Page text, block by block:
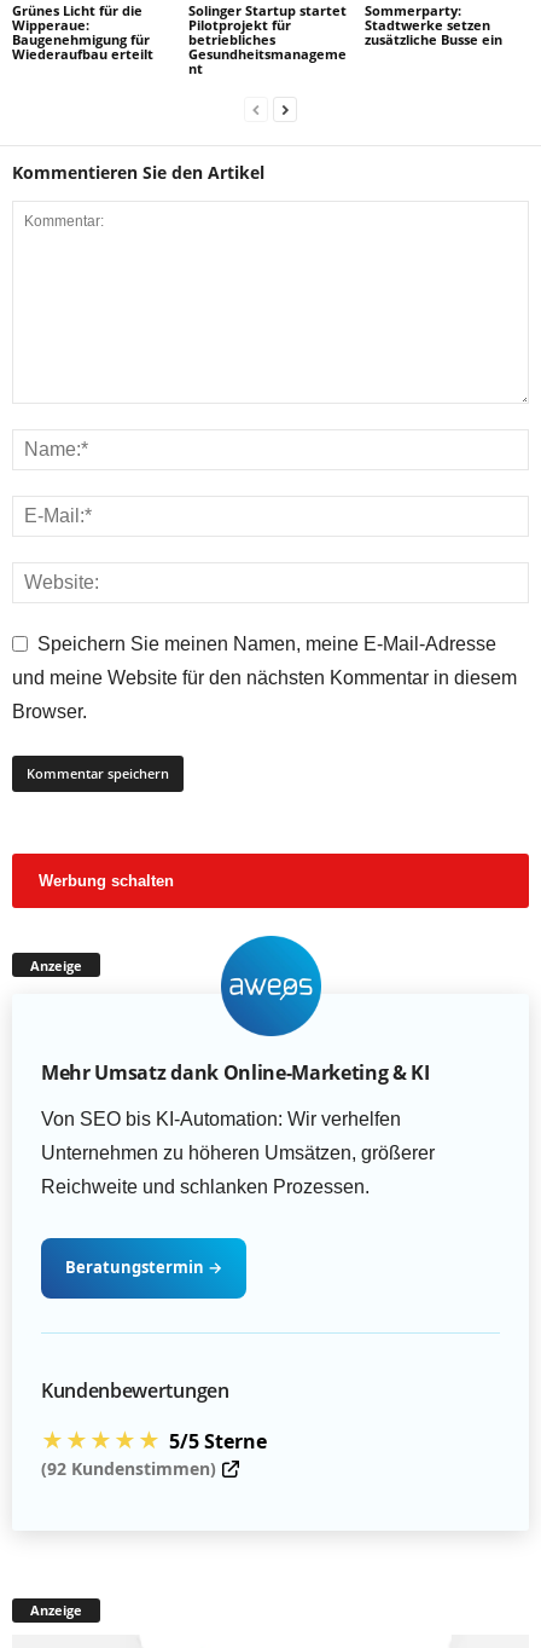
Grünes Licht für die
Wipperaue:
Baugenehmigung für
Wiederaufbau erteilt
Solinger Startup startet
Pilotprojekt für
betriebliches
Gesundheitsmanageme
nt
Sommerparty:
Stadtwerke setzen
zusätzliche Busse ein
Kommentieren Sie den Artikel
Speichern Sie meinen Namen, meine E-Mail-Adresse
und meine Website für den nächsten Kommentar in diesem
Browser.
Werbung schalten
Anzeige
Mehr Umsatz dank Online-Marketing & KI
Von SEO bis KI-Automation: Wir verhelfen
Unternehmen zu höheren Umsätzen, größerer
Reichweite und schlanken Prozessen.
Beratungstermin →
Kundenbewertungen
★★★★★ 5/5 Sterne
(92 Kundenstimmen)
Anzeige